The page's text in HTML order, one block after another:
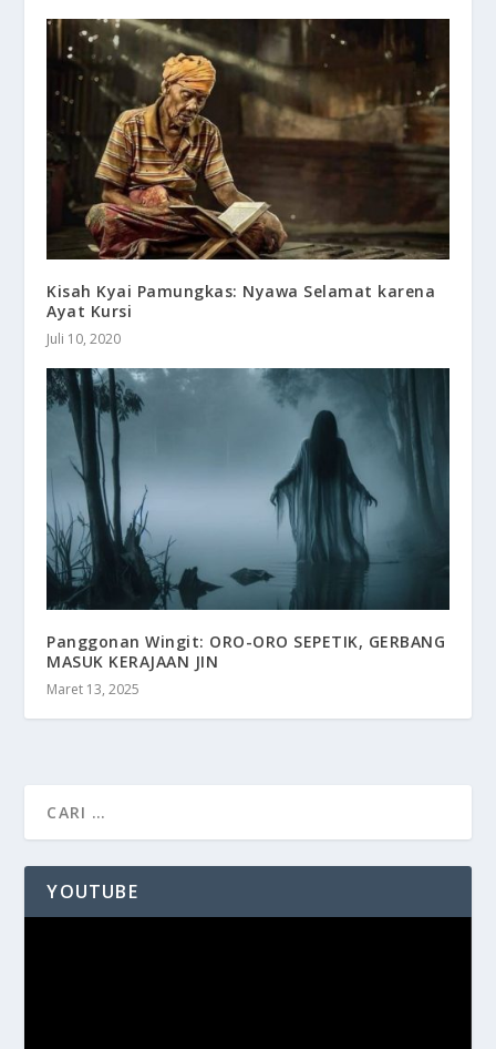
Kisah Kyai Pamungkas: Nyawa Selamat karena
Ayat Kursi
Juli 10, 2020
Panggonan Wingit: ORO-ORO SEPETIK, GERBANG
MASUK KERAJAAN JIN
Maret 13, 2025
YOUTUBE